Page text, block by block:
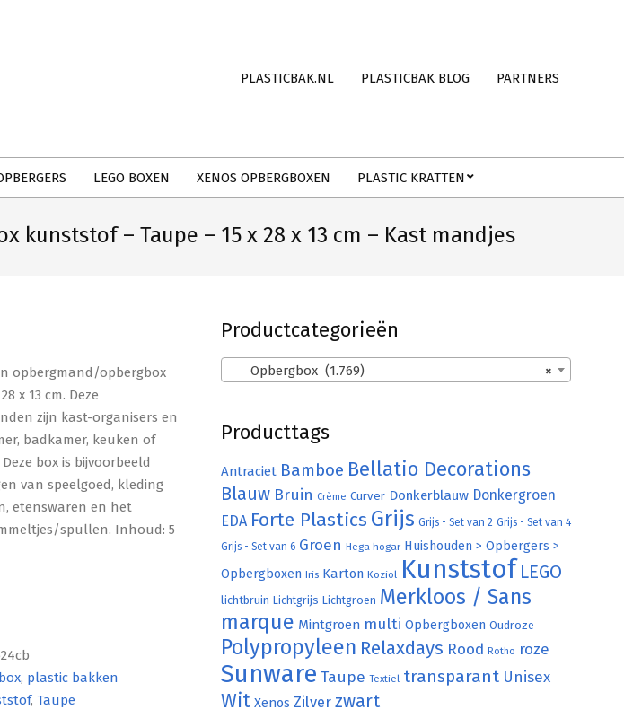
PLASTICBAK.NL PLASTICBAK BLOG PARTNERS
LEGO BOXEN XENOS OPBERGBOXEN PLASTIC KRATTEN
– Taupe – 15 x 28 x 13 cm – Kast mandjes
opbergmand/opbergbox
x 13 cm. Deze
zijn kast-organisers en
badkamer, keuken of
box is bijvoorbeeld
van speelgoed, kleding
etenswaren en het
spullen. Inhoud: 5
, plastic bakken
,Taupe
Productcategorieën
×
Opbergbox (1.769)
Producttags
Antraciet Bamboe Bellatio Decorations
Blauw Bruin Crème Curver Donkerblauw Donkergroen
EDA Forte Plastics Grijs Grijs - Set van 2 Grijs - Set van 4
Grijs - Set van 6 Groen Hega hogar Huishouden > Opbergers >
Opbergboxen Iris Karton Koziol Kunststof LEGO
lichtbruin Lichtgrijs Lichtgroen Merkloos / Sans
marque Mintgroen multi Opbergboxen Oudroze
Polypropyleen Relaxdays Rood Rotho roze
Sunware Taupe Textiel transparant Unisex
Wit Xenos Zilver zwart